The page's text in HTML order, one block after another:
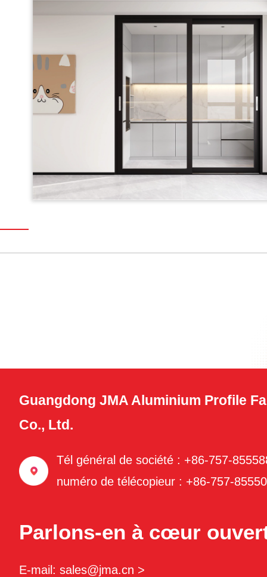
Guangdong JMA Aluminium Profile
Co., Ltd.
Tél général de société : +86-757-
numéro de télécopieur : +86-757-
Parlons-en à cœur
E-mail: sales@jma.cn >